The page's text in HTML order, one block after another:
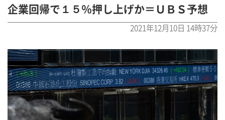
企業回帰で１５％押し上げか＝ＵＢＳ予想
2021年12月10日 14時37分